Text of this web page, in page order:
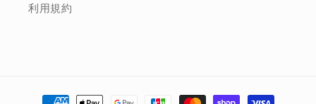
利用規約
決